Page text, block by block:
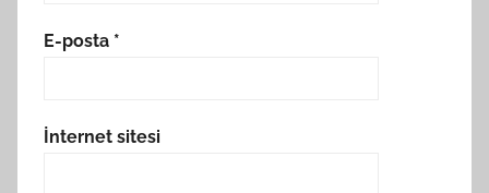
E-posta *
İnternet sitesi